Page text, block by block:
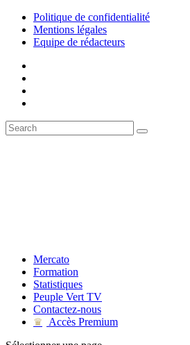
Politique de confidentialité
Mentions légales
Equipe de rédacteurs
Mercato
Formation
Statistiques
Peuple Vert TV
Contactez-nous
♛
Accès Premium